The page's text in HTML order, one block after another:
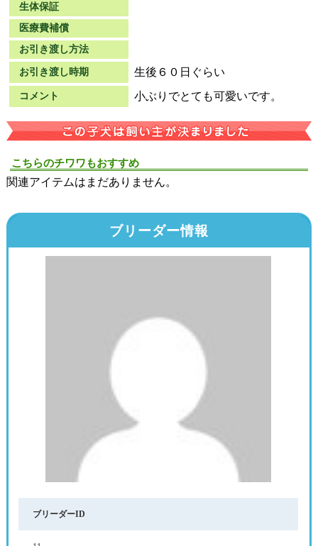
生体保証
医療費補償
お引き渡し方法
お引き渡し時期 生後６０日ぐらい
コメント 小ぶりでとても可愛いです。
こちらのチワワもおすすめ
関連アイテムはまだありません。
ブリーダー情報
ブリーダーID